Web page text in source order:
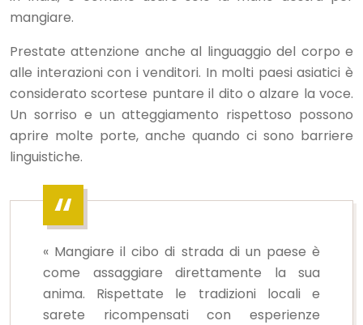
mangiare.
Prestate attenzione anche al linguaggio del corpo e
alle interazioni con i venditori. In molti paesi asiatici è
considerato scortese puntare il dito o alzare la voce.
Un sorriso e un atteggiamento rispettoso possono
aprire molte porte, anche quando ci sono barriere
linguistiche.
« Mangiare il cibo di strada di un paese è
come assaggiare direttamente la sua
anima. Rispettate le tradizioni locali e
sarete ricompensati con esperienze